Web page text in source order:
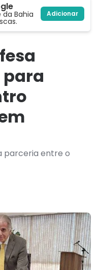
da Bahia Adicionar
parceria entre o